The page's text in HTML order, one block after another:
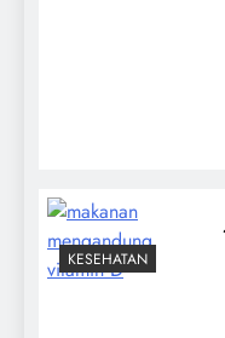
KESEHATAN